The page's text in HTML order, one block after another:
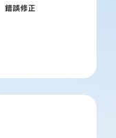
錯誤修正